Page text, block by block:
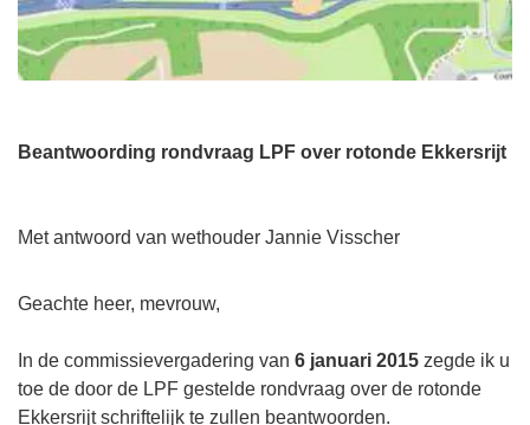
Beantwoording rondvraag LPF over rotonde Ekkersrijt
Met antwoord van wethouder Jannie Visscher
Geachte heer, mevrouw,
In de commissievergadering van 6 januari 2015 zegde ik u
toe de door de LPF gestelde rondvraag over de rotonde
Ekkersrijt schriftelijk te zullen beantwoorden.